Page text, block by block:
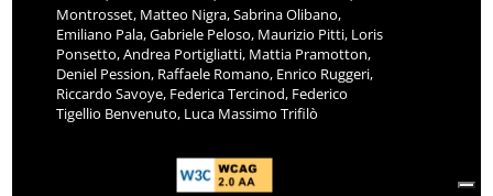
Montrosset, Matteo Nigra, Sabrina Olibano,
Emiliano Pala, Gabriele Peloso, Maurizio Pitti, Loris
Ponsetto, Andrea Portigliatti, Mattia Pramotton,
Deniel Pession, Raffaele Romano, Enrico Ruggeri,
Riccardo Savoye, Federica Tercinod, Federico
Tigellio Benvenuto, Luca Massimo Trifilò